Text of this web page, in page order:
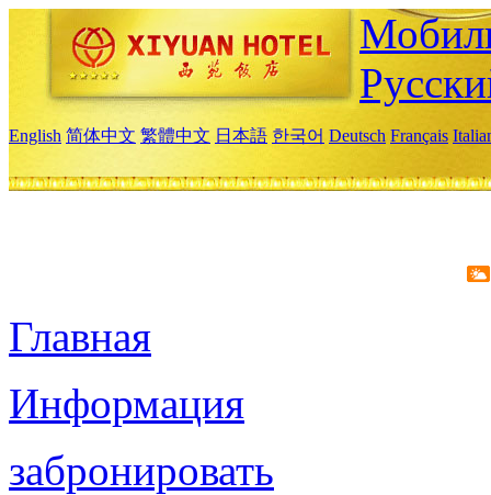
English 简体中文 繁體中文 日本語 한국어 Deutsch Français
Главная
Информация
забронировать